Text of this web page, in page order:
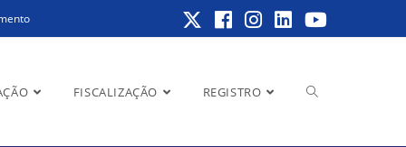
FISCALIZAÇÃO REGISTRO Alternar